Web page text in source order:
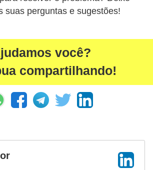
suas perguntas e sugestões!
você?
compartilhando!